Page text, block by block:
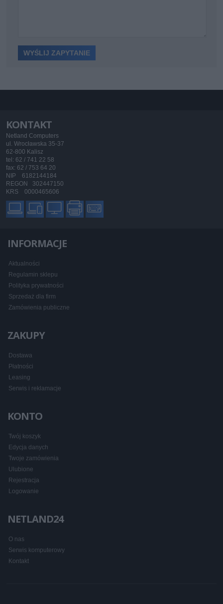
KONTAKT
Netland Computers
ul. Wrocławska 35-37
62-800 Kalisz
tel: 62 / 741 22 58
fax: 62 / 753 64 20
NIP 6182144184
REGON 302447150
KRS 0000465606
INFORMACJE
Aktualności
Regulamin sklepu
Polityka prywatności
Sprzedaż dla firm
Zamówienia publiczne
ZAKUPY
Dostawa
Płatności
Leasing
Serwis i reklamacje
KONTO
Twój koszyk
Edycja danych
Twoje zamówienia
Ulubione
Rejestracja
Logowanie
NETLAND24
O nas
Serwis komputerowy
Kontakt